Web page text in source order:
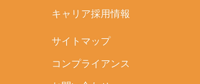
キャリア採用情報
サイトマップ
コンプライアンス